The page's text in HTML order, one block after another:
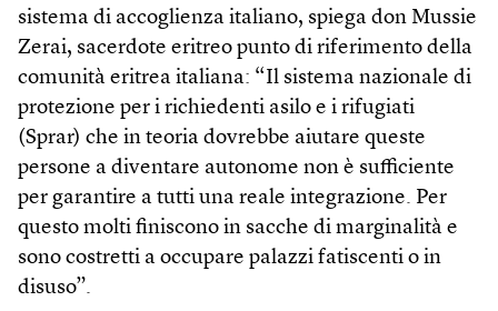
sistema di accoglienza italiano, spiega don Mussie
Zerai, sacerdote eritreo punto di riferimento della
comunità eritrea italiana: “Il sistema nazionale di
protezione per i richiedenti asilo e i rifugiati
(Sprar) che in teoria dovrebbe aiutare queste
persone a diventare autonome non è sufficiente
per garantire a tutti una reale integrazione. Per
questo molti finiscono in sacche di marginalità e
sono costretti a occupare palazzi fatiscenti o in
disuso”.